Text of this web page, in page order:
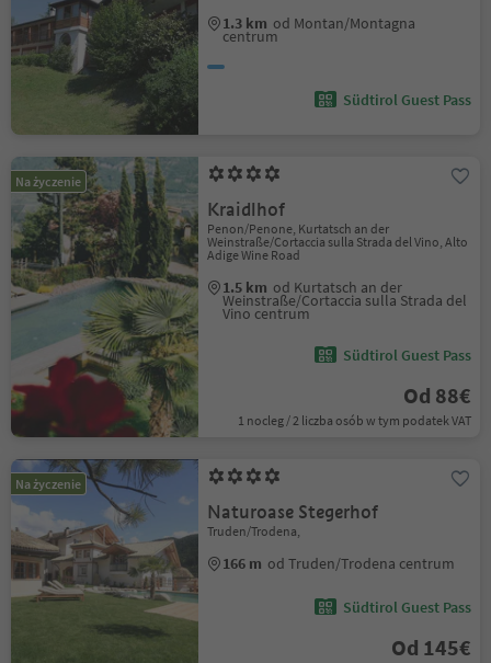
1.3 km od Montan/Montagna
centrum
Südtirol Guest Pass
Na życzenie
Kraidlhof
Penon/Penone, Kurtatsch an der
Weinstraße/Cortaccia sulla Strada del Vino, Alto
Adige Wine Road
1.5 km od Kurtatsch an der
Weinstraße/Cortaccia sulla Strada del
Vino centrum
Südtirol Guest Pass
Od 88€
1 nocleg / 2 liczba osób w tym podatek VAT
Na życzenie
Naturoase Stegerhof
Truden/Trodena,
166 m od Truden/Trodena centrum
Südtirol Guest Pass
Od 145€